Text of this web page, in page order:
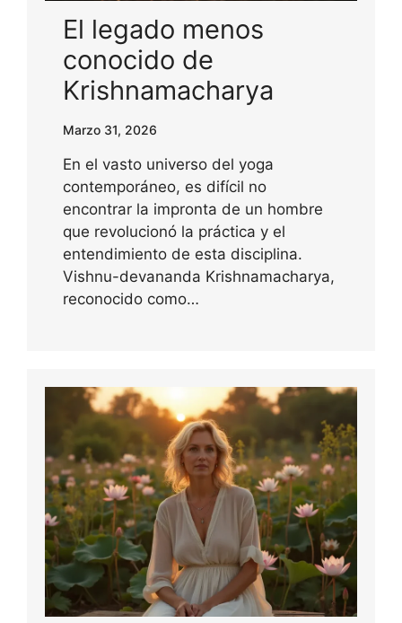
El legado menos
conocido de
Krishnamacharya
Marzo 31, 2026
En el vasto universo del yoga
contemporáneo, es difícil no
encontrar la impronta de un hombre
que revolucionó la práctica y el
entendimiento de esta disciplina.
Vishnu-devananda Krishnamacharya,
reconocido como…